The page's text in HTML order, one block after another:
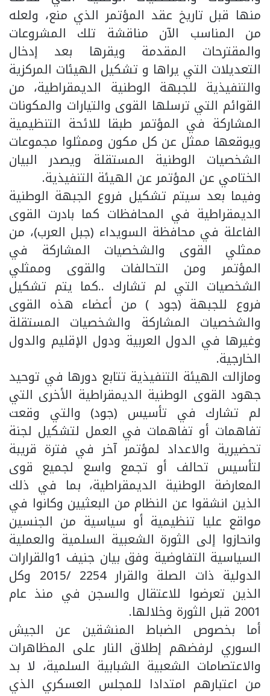
منها قبل تاريخ عقد المؤتمر الذي منع، ولعله
من المناسب الآن مناقشة تلك المشروعات
والمقترحات المقدمة ويقرها بعد إدخال
التعديلات التي يراها و تشكيل الهيئات المركزية
والتنفيذية للجبهة الوطنية الديمقراطية، من
القوائم التي ترسلها القوى والتيارات والمكونات
المشاركة في المؤتمر طبقا للائحة التنظيمية
ويوقعها ممثل عن كل مكون وممثلوا مجموعات
الشخصيات الوطنية المستقلة ويصدر البيان
الختامي عن المؤتمر عن الهيئة التنفيذية.
وفيما بعد سيتم تشكيل فروع الجبهة الوطنية
الديمقراطية في المحافظات كما بادرت القوى
الفاعلة في محافظة السويداء (جبل العرب)، من
ممثلي القوى والشخصيات المشاركة في
المؤتمر ومن التحالفات والقوى وممثلي
الشخصيات التي لم تشارك ..كما يتم تشكيل
فروع للجبهة (جود ) من أعضاء هذه القوى
والشخصيات المشاركة والشخصيات المستقلة
وغيرها في الدول العربية ودول الإقليم والدول
الخارجية.
ومازالت الهيئة التنفيذية تتابع دورها في توحيد
جهود القوى الوطنية الديمقراطية الأخرى التي
لم تشارك في تأسيس (جود) والتي وقعت
تفاهمات أو تفاهمات في العمل لتشكيل لجنة
تحضيرية والاعداد لمؤتمر آخر في فترة قريبة
لتأسيس تحالف أو تجمع واسع لجميع قوى
المعارضة الوطنية الديمقراطية، بما في ذلك
الذين انشقوا عن النظام من البعثيين وكانوا في
مواقع عليا تنظيمية أو سياسية من الجنسين
وانحازوا إلى الثورة الشعبية السلمية والعملية
السياسية التفاوضية وفق بيان جنيف 1والقرارات
الدولية ذات الصلة والقرار 2254 /2015 وكل
الذين تعرضوا للاعتقال والسجن في منذ عام
2001 قبل الثورة وخلالها.
أما بخصوص الضباط المنشقين عن الجيش
السوري لرفضهم إطلاق النار على المظاهرات
والاعتصامات الشعبية الشبابية السلمية، لا بد
من اعتبارهم امتدادا للمجلس العسكري الذي